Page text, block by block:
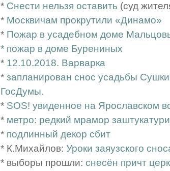
* Снести нельзя оставить (суд
* Москвичам прокрутили «Динамо»
* Пожар в усадебном доме
* пожар в доме Бурениных
* 12.10.2018. Варварка
* запланирован снос усадьбы
ГосДумы.
* SOS! увиденное на Ярославском
* метро: редкий мрамор
* подлинный декор сбит
* К.Михайлов: Уроки заяузского
* выборы прошли: снесён причт